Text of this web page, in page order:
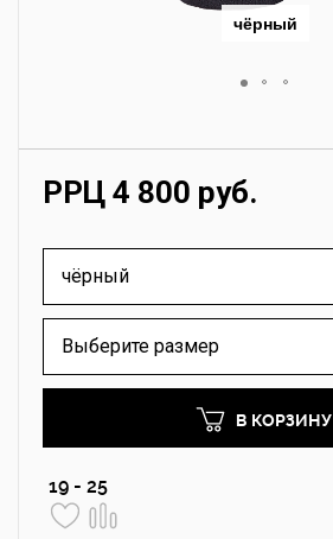
чёрный
РРЦ 4 800 руб.
чёрный
Выберите размер
В КОРЗИНУ
19 - 25